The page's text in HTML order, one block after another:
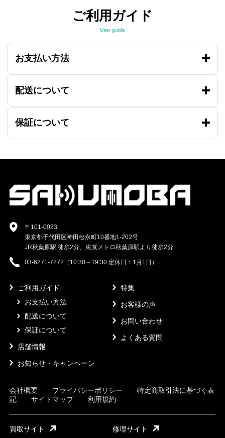
ご利用ガイド
User guide
お支払い方法
配送について
保証について
〒101-0023
東京都千代田区神田松永町10番地1-202号
JR秋葉原駅 徒歩2分、東京メトロ秋葉原駅より徒歩2分
03-6271-7272（10:30～19:30 定休日：1月1日）
ご利用ガイド
お支払い方法
配送について
保証について
店舗情報
お知らせ・キャンペーン
特集
お客様の声
お問い合わせ
よくある質問
会社概要 プライバシーポリシー
特定商取引法に基づく表
記
サイトマップ 利用規約
買取サイト 修理サイト